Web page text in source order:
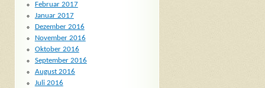
Februar 2017
Januar 2017
Dezember 2016
November 2016
Oktober 2016
September 2016
August 2016
Juli 2016